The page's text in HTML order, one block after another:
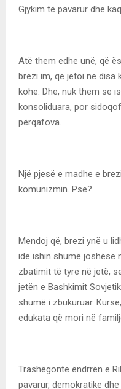
Gjykim të pavarur dhe
Atë them edhe unë, që
brezi im, që jetoi në disa
kohe. Dhe, nuk them se
konsoliduara, por
përqafova.
Një pjesë e madhe e
komunizmin. Pse?
Mendoj që, brezi ynë u
ide ishin shumë joshëse
zbatimit të tyre në jetë,
jetën e Bashkimit
shumë i zbukuruar.
edukata që mori në
Trashëgonte ëndrrën e
pavarur, demokratike